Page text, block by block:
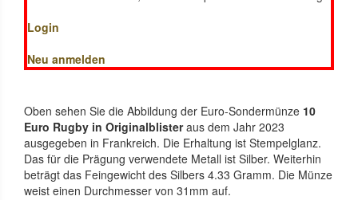
Login
Neu anmelden
Oben sehen Sie die Abbildung der Euro-Sondermünze 10
Euro Rugby in Originalblisteraus dem Jahr 2023
ausgegeben in Frankreich. Die Erhaltung ist Stempelglanz.
Das für die Prägung verwendete Metall ist Silber. Weiterhin
beträgt das Feingewicht des Silbers 4.33 Gramm. Die Münze
weist einen Durchmesser von 31mm auf.